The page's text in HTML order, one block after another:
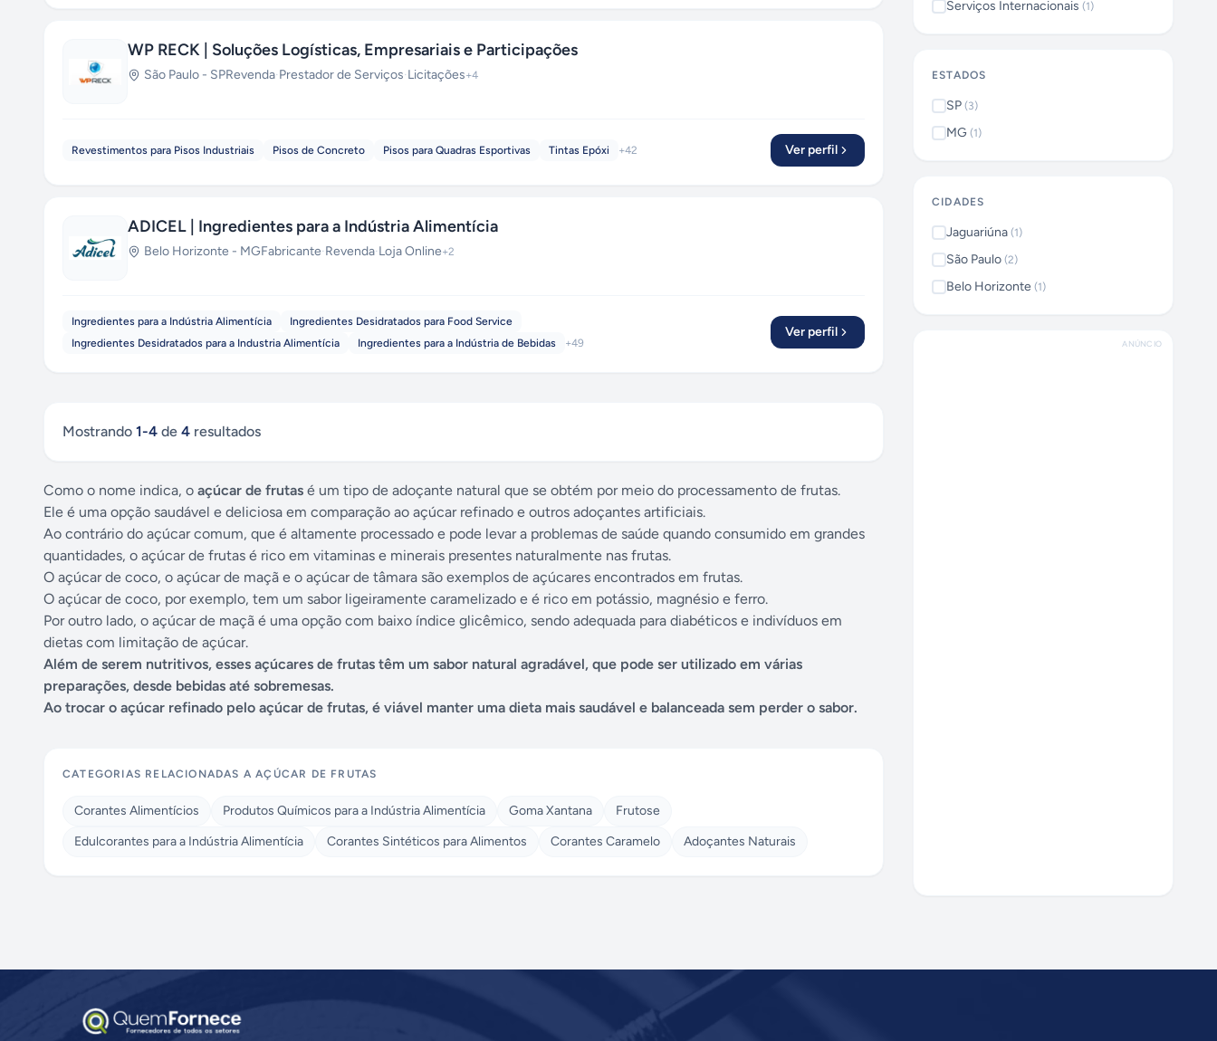
WP RECK | Soluções Logísticas, Empresariais e Participações
São Paulo - SPRevenda·Prestador de Serviços·Licitações+4
Revestimentos para Pisos Industriais Pisos de Concreto Pisos para Quadras Esportivas Tintas Epóxi +42 Ver perfil
ADICEL | Ingredientes para a Indústria Alimentícia
Belo Horizonte - MGFabricante·Revenda·Loja Online+2
Ingredientes para a Indústria Alimentícia
Ingredientes Desidratados para Food Service
Ingredientes Desidratados para a Industria Alimentícia
Ingredientes para a Indústria de Bebidas +49
Ver perfil
Mostrando 1-4 de 4 resultados
Como o nome indica, o açúcar de frutas é um tipo de adoçante natural que se obtém por meio do processamento de frutas.
Ele é uma opção saudável e deliciosa em comparação ao açúcar refinado e outros adoçantes artificiais.
Ao contrário do açúcar comum, que é altamente processado e pode levar a problemas de saúde quando consumido em grandes
quantidades, o açúcar de frutas é rico em vitaminas e minerais presentes naturalmente nas frutas.
O açúcar de coco, o açúcar de maçã e o açúcar de tâmara são exemplos de açúcares encontrados em frutas.
O açúcar de coco, por exemplo, tem um sabor ligeiramente caramelizado e é rico em potássio, magnésio e ferro.
Por outro lado, o açúcar de maçã é uma opção com baixo índice glicêmico, sendo adequada para diabéticos e indivíduos em
dietas com limitação de açúcar.
Além de serem nutritivos, esses açúcares de frutas têm um sabor natural agradável, que pode ser utilizado em várias
preparações, desde bebidas até sobremesas.
Ao trocar o açúcar refinado pelo açúcar de frutas, é viável manter uma dieta mais saudável e balanceada sem perder o sabor.
CATEGORIAS RELACIONADAS AAÇÚCAR DE FRUTAS
Corantes Alimentícios Produtos Químicos para a Indústria Alimentícia Goma Xantana
Frutose
Edulcorantes para a Indústria Alimentícia
Corantes Sintéticos para Alimentos Corantes Caramelo Adoçantes Naturais
Serviços Internacionais (1)
ESTADOS
SP (3)
MG (1)
CIDADES
Jaguariúna (1)
São Paulo (2)
Belo Horizonte (1)
ANÚNCIO